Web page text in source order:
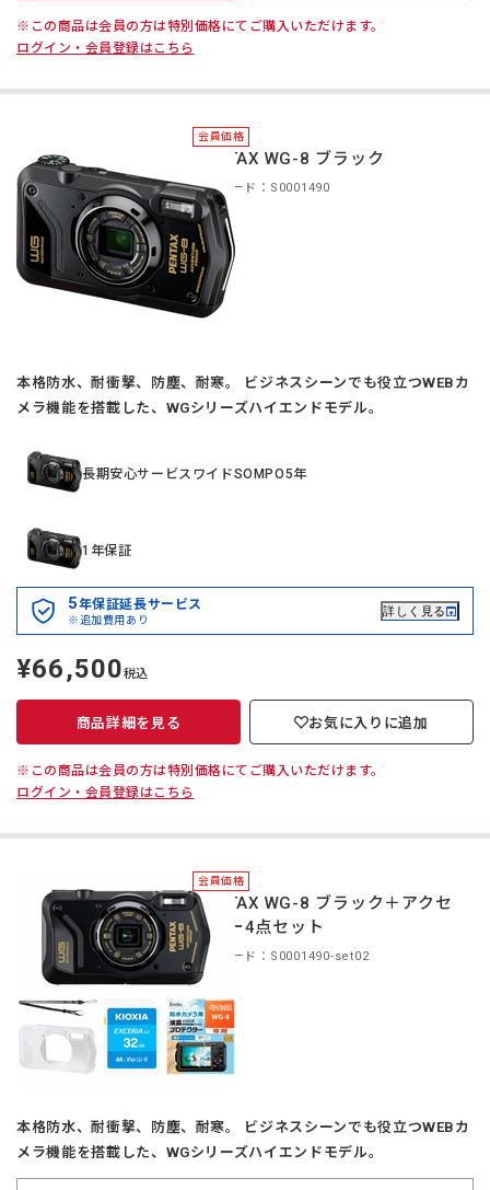
※この商品は会員の方は特別価格にてご購入いただけます。
ログイン・会員登録はこちら
会員価格
PENTAX WG-8 ブラック
商品コード：S0001490
本格防水、耐衝撃、防塵、耐寒。 ビジネスシーンでも役立つWEBカ
メラ機能を搭載した、WGシリーズハイエンドモデル。
長期安心サービスワイドSOMPO5年
1年保証
5年保証延長サービス
※追加費用あり
詳しく見る
定
価
¥66,500税込
商品詳細を見る お気に入りに追加
※この商品は会員の方は特別価格にてご購入いただけます。
ログイン・会員登録はこちら
会員価格
PENTAX WG-8 ブラック＋アクセ
サリー4点セット
商品コード：S0001490-set02
本格防水、耐衝撃、防塵、耐寒。 ビジネスシーンでも役立つWEBカ
メラ機能を搭載した、WGシリーズハイエンドモデル。